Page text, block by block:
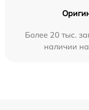
Более 20 тыс.
наличии